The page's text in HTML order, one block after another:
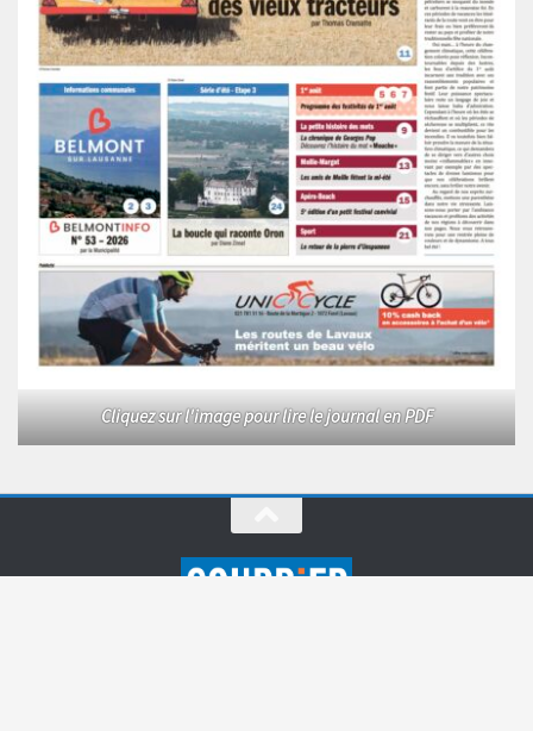
Cliquez sur l'image pour lire le journal en PDF